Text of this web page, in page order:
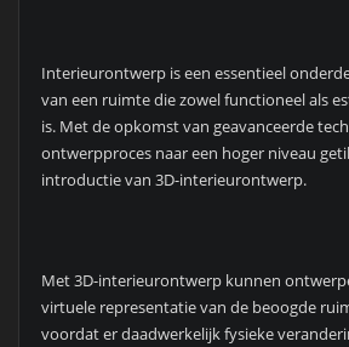
Interieurontwerp is een essentieel
van een ruimte die zowel functioneel als
is. Met de opkomst van geavanceerde
ontwerpproces naar een hoger niveau
introductie van 3D-interieurontwerp.
Met 3D-interieurontwerp kunnen
virtuele representatie van de beoogde
voordat er daadwerkelijk fysieke